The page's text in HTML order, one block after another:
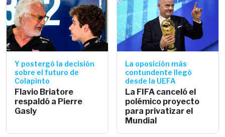
Y postergó la decisión
sobre el futuro de
Colapinto
Flavio Briatore
respaldó a Pierre
Gasly
La oposición más
contundente llegó
desde la UEFA
La FIFA canceló el
polémico proyecto
para privatizar el
Mundial